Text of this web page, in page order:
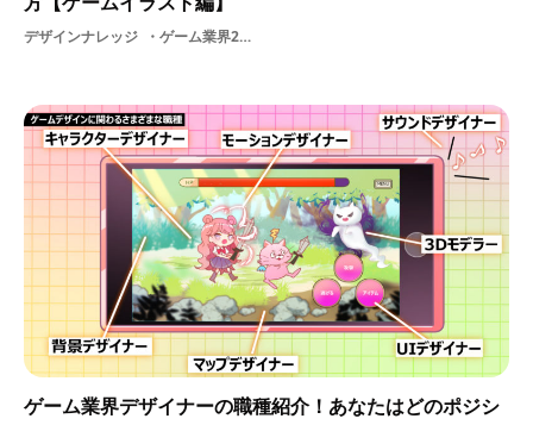
デザインナレッジ ゲーム業界2Dイラストレーター
ゲーム業界デザイナーの職種紹介！あなたはどのポジシ